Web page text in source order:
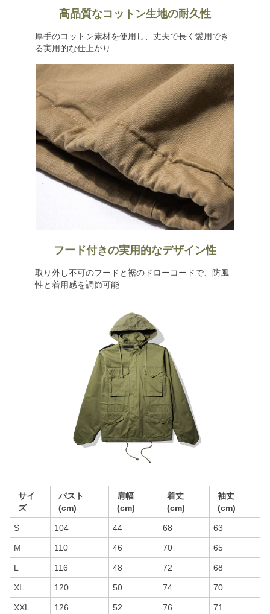
高品質なコットン生地の耐久性
厚手のコットン素材を使用し、丈夫で長く愛用でき
る実用的な仕上がり
フード付きの実用的なデザイン性
取り外し不可のフードと裾のドローコードで、防風
性と着用感を調節可能
サイ
ズ
バスト
(cm)
肩幅
(cm)
着丈
(cm)
袖丈
(cm)
S 104 44 68 63
M 110 46 70 65
L 116 48 72 68
XL 120 50 74 70
XXL 126 52 76 71